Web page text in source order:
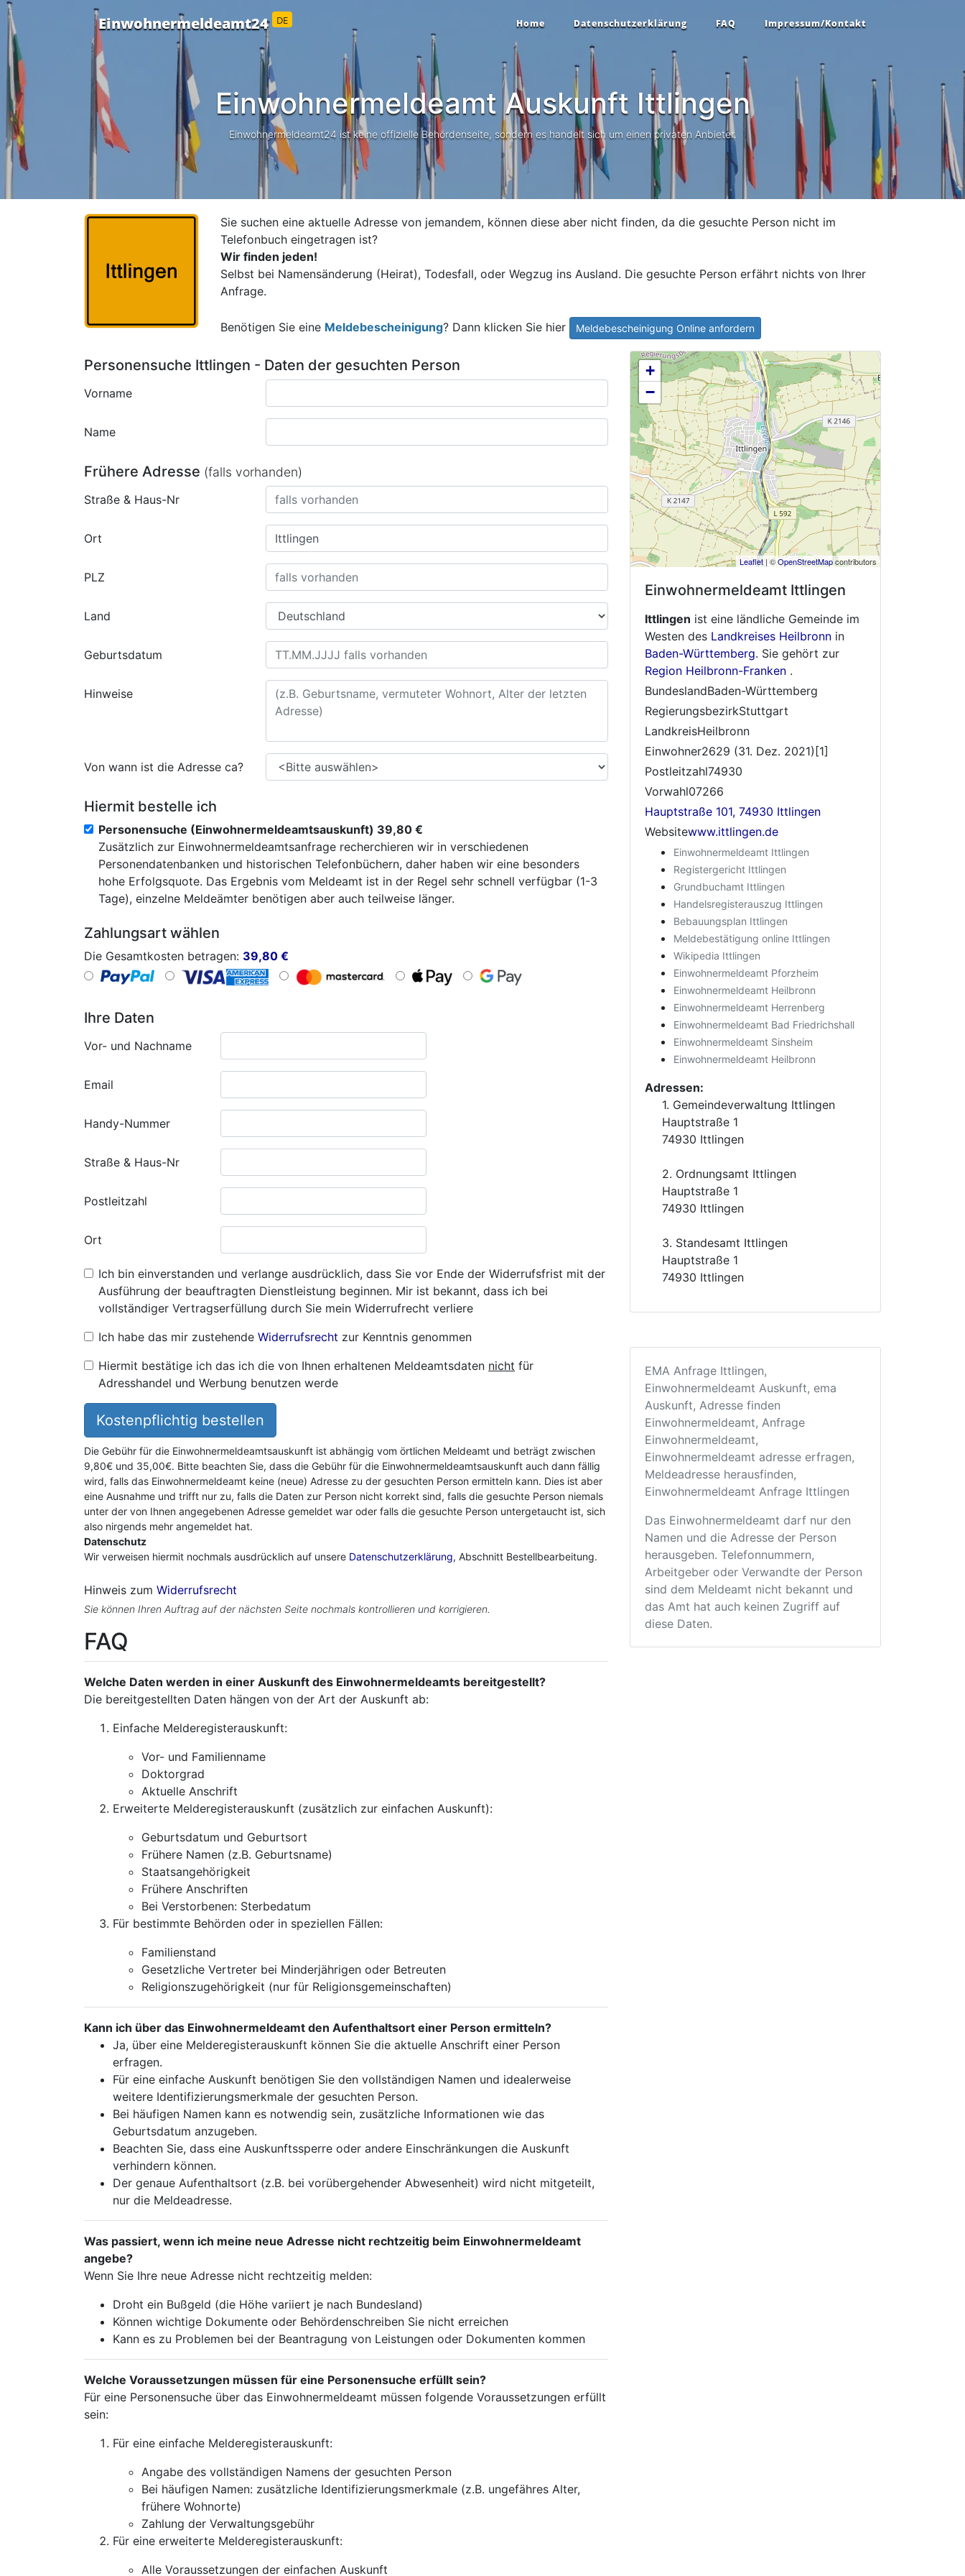
Einwohnermeldeamt24 DE Home Datenschutzerklärung FAQ Impressum/Kontakt
Einwohnermeldeamt Auskunft Ittlingen
Einwohnermeldeamt24 ist keine offizielle Behördenseite, sondern es handelt sich um einen privaten Anbieter.
Sie suchen eine aktuelle Adresse von jemandem, können diese aber nicht finden, da die gesuchte Person nicht im
Telefonbuch eingetragen ist?
Wir finden jeden!
Selbst bei Namensänderung (Heirat), Todesfall, oder Wegzug ins Ausland. Die gesuchte Person erfährt nichts von Ihrer
Anfrage.
Benötigen Sie eine Meldebescheinigung? Dann klicken Sie hier Meldebescheinigung Online anfordern
Personensuche Ittlingen - Daten der gesuchten Person
Vorname
Name
Frühere Adresse (falls vorhanden)
Straße & Haus-Nr
Ort
PLZ
Land
Geburtsdatum
Hinweise
Von wann ist die Adresse ca?
Hiermit bestelle ich
Personensuche (Einwohnermeldeamtsauskunft) 39,80 €
Zusätzlich zur Einwohnermeldeamtsanfrage recherchieren wir in verschiedenen
Personendatenbanken und historischen Telefonbüchern, daher haben wir eine besonders
hohe Erfolgsquote. Das Ergebnis vom Meldeamt ist in der Regel sehr schnell verfügbar (1-3
Tage), einzelne Meldeämter benötigen aber auch teilweise länger.
Zahlungsart wählen
Die Gesamtkosten betragen: 39,80 €
Ihre Daten
Vor- und Nachname
Email
Handy-Nummer
Straße & Haus-Nr
Postleitzahl
Ort
Ich bin einverstanden und verlange ausdrücklich, dass Sie vor Ende der Widerrufsfrist mit der
Ausführung der beauftragten Dienstleistung beginnen. Mir ist bekannt, dass ich bei
vollständiger Vertragserfüllung durch Sie mein Widerrufrecht verliere
Ich habe das mir zustehende Widerrufsrecht zur Kenntnis genommen
Hiermit bestätige ich das ich die von Ihnen erhaltenen Meldeamtsdaten nicht für
Adresshandel und Werbung benutzen werde
Kostenpflichtig bestellen
Die Gebühr für die Einwohnermeldeamtsauskunft ist abhängig vom örtlichen Meldeamt und beträgt zwischen
9,80€ und 35,00€. Bitte beachten Sie, dass die Gebühr für die Einwohnermeldeamtsauskunft auch dann fällig
wird, falls das Einwohnermeldeamt keine (neue) Adresse zu der gesuchten Person ermitteln kann. Dies ist aber
eine Ausnahme und trifft nur zu, falls die Daten zur Person nicht korrekt sind, falls die gesuchte Person niemals
unter der von Ihnen angegebenen Adresse gemeldet war oder falls die gesuchte Person untergetaucht ist, sich
also nirgends mehr angemeldet hat.
Datenschutz
Wir verweisen hiermit nochmals ausdrücklich auf unsere Datenschutzerklärung, Abschnitt Bestellbearbeitung.
Hinweis zum Widerrufsrecht
Sie können Ihren Auftrag auf der nächsten Seite nochmals kontrollieren und korrigieren.
FAQ
Welche Daten werden in einer Auskunft des Einwohnermeldeamts bereitgestellt?
Die bereitgestellten Daten hängen von der Art der Auskunft ab:
Einfache Melderegisterauskunft:
Vor- und Familienname
Doktorgrad
Aktuelle Anschrift
Erweiterte Melderegisterauskunft (zusätzlich zur einfachen Auskunft):
Geburtsdatum und Geburtsort
Frühere Namen (z.B. Geburtsname)
Staatsangehörigkeit
Frühere Anschriften
Bei Verstorbenen: Sterbedatum
Für bestimmte Behörden oder in speziellen Fällen:
Familienstand
Gesetzliche Vertreter bei Minderjährigen oder Betreuten
Religionszugehörigkeit (nur für Religionsgemeinschaften)
Kann ich über das Einwohnermeldeamt den Aufenthaltsort einer Person ermitteln?
Ja, über eine Melderegisterauskunft können Sie die aktuelle Anschrift einer Person
erfragen.
Für eine einfache Auskunft benötigen Sie den vollständigen Namen und idealerweise
weitere Identifizierungsmerkmale der gesuchten Person.
Bei häufigen Namen kann es notwendig sein, zusätzliche Informationen wie das
Geburtsdatum anzugeben.
Beachten Sie, dass eine Auskunftssperre oder andere Einschränkungen die Auskunft
verhindern können.
Der genaue Aufenthaltsort (z.B. bei vorübergehender Abwesenheit) wird nicht mitgeteilt,
nur die Meldeadresse.
Was passiert, wenn ich meine neue Adresse nicht rechtzeitig beim Einwohnermeldeamt
angebe?
Wenn Sie Ihre neue Adresse nicht rechtzeitig melden:
Droht ein Bußgeld (die Höhe variiert je nach Bundesland)
Können wichtige Dokumente oder Behördenschreiben Sie nicht erreichen
Kann es zu Problemen bei der Beantragung von Leistungen oder Dokumenten kommen
Welche Voraussetzungen müssen für eine Personensuche erfüllt sein?
Für eine Personensuche über das Einwohnermeldeamt müssen folgende Voraussetzungen erfüllt
sein:
Für eine einfache Melderegisterauskunft:
Angabe des vollständigen Namens der gesuchten Person
Bei häufigen Namen: zusätzliche Identifizierungsmerkmale (z.B. ungefähres Alter,
frühere Wohnorte)
Zahlung der Verwaltungsgebühr
Für eine erweiterte Melderegisterauskunft:
Alle Voraussetzungen der einfachen Auskunft
+
−
Leaflet| ©OpenStreetMapcontributors
Einwohnermeldeamt Ittlingen
Ittlingen ist eine ländliche Gemeinde im
Westen des Landkreises Heilbronn in
Baden-Württemberg. Sie gehört zur
Region Heilbronn-Franken .
BundeslandBaden-Württemberg
RegierungsbezirkStuttgart
LandkreisHeilbronn
Einwohner2629 (31. Dez. 2021)[1]
Postleitzahl74930
Vorwahl07266
Hauptstraße 101, 74930 Ittlingen
Websitewww.ittlingen.de
Einwohnermeldeamt Ittlingen
Registergericht Ittlingen
Grundbuchamt Ittlingen
Handelsregisterauszug Ittlingen
Bebauungsplan Ittlingen
Meldebestätigung online Ittlingen
Wikipedia Ittlingen
Einwohnermeldeamt Pforzheim
Einwohnermeldeamt Heilbronn
Einwohnermeldeamt Herrenberg
Einwohnermeldeamt Bad Friedrichshall
Einwohnermeldeamt Sinsheim
Einwohnermeldeamt Heilbronn
Adressen:
1. Gemeindeverwaltung Ittlingen
Hauptstraße 1
74930 Ittlingen
2. Ordnungsamt Ittlingen
Hauptstraße 1
74930 Ittlingen
3. Standesamt Ittlingen
Hauptstraße 1
74930 Ittlingen
EMA Anfrage Ittlingen,
Einwohnermeldeamt Auskunft, ema
Auskunft, Adresse finden
Einwohnermeldeamt, Anfrage
Einwohnermeldeamt,
Einwohnermeldeamt adresse erfragen,
Meldeadresse herausfinden,
Einwohnermeldeamt Anfrage Ittlingen
Das Einwohnermeldeamt darf nur den
Namen und die Adresse der Person
herausgeben. Telefonnummern,
Arbeitgeber oder Verwandte der Person
sind dem Meldeamt nicht bekannt und
das Amt hat auch keinen Zugriff auf
diese Daten.